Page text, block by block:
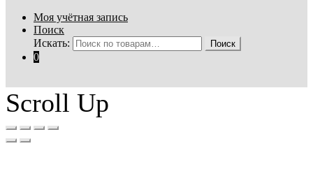
Моя учётная запись
Поиск
Искать:
Поиск
0
Scroll Up